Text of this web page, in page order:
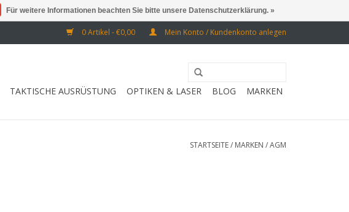
0 Artikel - €0,00 Mein Konto / Kundenkonto anlegen
TAKTISCHE AUSRÜSTUNG OPTIKEN & LASER BLOG MARKEN
STARTSEITE/ MARKEN /AGM
Für weitere Informationen beachten Sie bitte unsere Datenschutzerklärung. »